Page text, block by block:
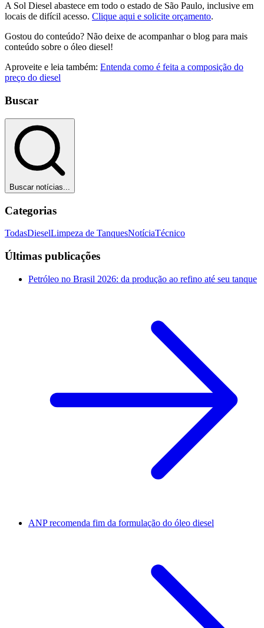
A Sol Diesel abastece em todo o estado de São Paulo, inclusive em
locais de difícil acesso. Clique aqui e solicite orçamento.
Gostou do conteúdo? Não deixe de acompanhar o blog para mais
conteúdo sobre o óleo diesel!
Aproveite e leia também: Entenda como é feita a composição do
preço do diesel
Buscar
Buscar notícias...
Categorias
TodasDieselLimpeza de TanquesNotíciaTécnico
Últimas publicações
Petróleo no Brasil 2026: da produção ao refino até seu tanque
ANP recomenda fim da formulação do óleo diesel